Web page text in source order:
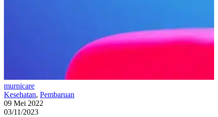
murnicare
Kesehatan, Pembaruan
09 Mei 2022
03/11/2023